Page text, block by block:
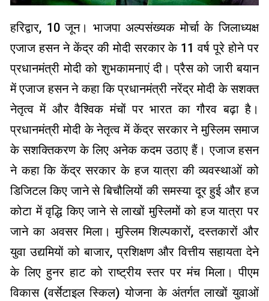
हरिद्वार, 10 जून। भाजपा अल्पसंख्यक मोर्चा के जिलाध्यक्ष
एजाज हसन ने केंद्र की मोदी सरकार के 11 वर्ष पूरे होने पर
प्रधानमंत्री मोदी को शुभकामनाएं दी। प्रैस को जारी बयान
में एजाज हसन ने कहा कि प्रधानमंत्री नरेंद्र मोदी के सशक्त
नेतृत्व में और वैश्विक मंचों पर भारत का गौरव बढ़ा है।
प्रधानमंत्री मोदी के नेतृत्व में केंद्र सरकार ने मुस्लिम समाज
के सशक्तिकरण के लिए अनेक कदम उठाए हैं। एजाज हसन
ने कहा कि केंद्र सरकार के हज यात्रा की व्यवस्थाओं को
डिजिटल किए जाने से बिचौलियों की समस्या दूर हुई और हज
कोटा में वृद्धि किए जाने से लाखों मुस्लिमों को हज यात्रा पर
जाने का अवसर मिला। मुस्लिम शिल्पकारों, दस्तकारों और
युवा उद्यमियों को बाजार, प्रशिक्षण और वित्तीय सहायता देने
के लिए हुनर हाट को राष्ट्रीय स्तर पर मंच मिला। पीएम
विकास (वर्सेटाइल स्किल) योजना के अंतर्गत लाखों युवाओं